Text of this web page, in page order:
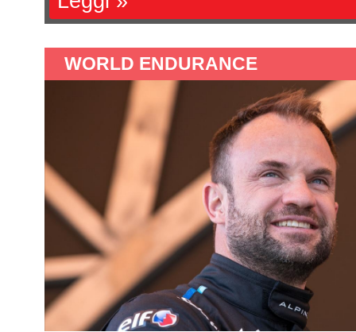
WORLD ENDURANCE